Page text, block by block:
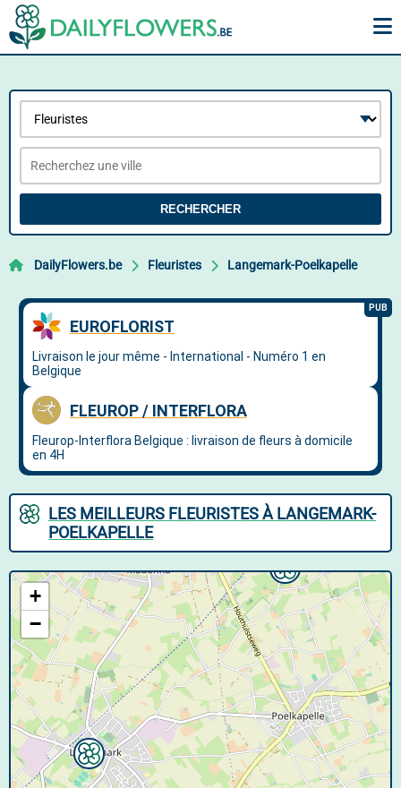
RECHERCHER
DailyFlowers.be Fleuristes Langemark-Poelkapelle
LES MEILLEURS FLEURISTES À LANGEMARK-
POELKAPELLE
+
−